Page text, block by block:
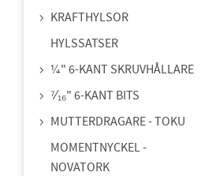
KRAFTHYLSOR
HYLSSATSER
¼" 6-KANT SKRUVHÅLLARE
⁷⁄₁₆" 6-KANT BITS
MUTTERDRAGARE - TOKU
MOMENTNYCKEL -
NOVATORK